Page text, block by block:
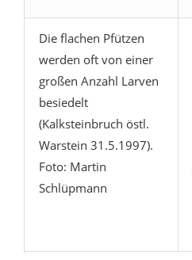
Die flachen Pfützen
werden oft von einer
großen Anzahl Larven
besiedelt
(Kalksteinbruch östl.
Warstein 31.5.1997).
Foto: Martin
Schlüpmann